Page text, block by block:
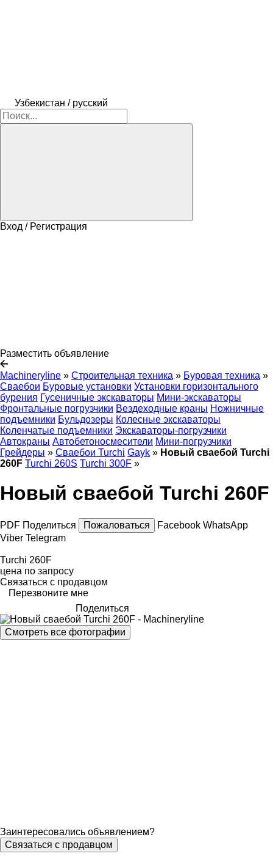
Узбекистан / русский
Вход / Регистрация
Разместить объявление
Machineryline » Строительная техника » Буровая техника »
Сваебои Буровые установки Установки горизонтального
бурения Гусеничные экскаваторы Мини-экскаваторы
Фронтальные погрузчики Вездеходные краны Ножничные
подъемники Бульдозеры Колесные экскаваторы
Коленчатые подъемники Экскаваторы-погрузчики
Автокраны Автобетоносмесители Мини-погрузчики
Грейдеры » Сваебои Turchi Gayk » Новый сваебой Turchi
260F Turchi 260S Turchi 300F »
Новый сваебой Turchi 260F
PDF Поделиться Пожаловаться Facebook WhatsApp
Viber Telegram
Turchi 260F
цена по запросу
Связаться с продавцом
Перезвоните мне
Поделиться
Смотреть все фотографии
Заинтересовались объявлением?
Связаться с продавцом